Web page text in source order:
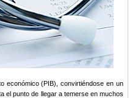
económico (PIB), convirtiéndose en un
el punto de llegar a temerse en muchos